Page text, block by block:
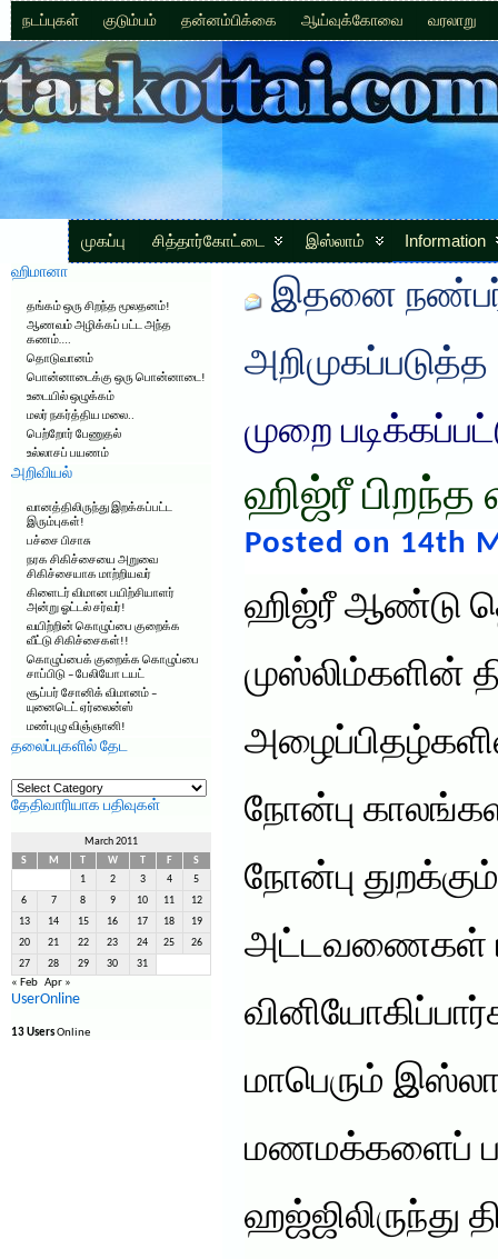
நடப்புகள் குடும்பம் தன்னம்பிக்கை ஆய்வுக்கோவை வரலாறு
முகப்பு சித்தார்கோட்டை இஸ்லாம் Information
ஹிமானா
தங்கம் ஒரு சிறந்த மூலதனம்!
ஆணவம் அழிக்கப் பட்ட அந்த
கணம்….
தொடுவானம்
பொன்னாடைக்கு ஒரு பொன்னாடை!
உடையில் ஒழுக்கம்
மலர் நகர்த்திய மலை..
பெற்றோர் பேணுதல்
உல்லாசப் பயணம்
அறிவியல்
வானத்திலிருந்து இறக்கப்பட்ட
இரும்புகள்!
பச்சை பிசாசு
நரக சிகிச்சையை அறுவை
சிகிச்சையாக மாற்றியவர்
கிளைடர் விமான பயிற்சியாளர்
அன்று ஓட்டல் சர்வர்!
வயிற்றின் கொழுப்பை குறைக்க
வீட்டு சிகிச்சைகள்!!
கொழுப்பைக் குறைக்க கொழுப்பை
சாப்பிடு – பேலியோ டயட்
சூப்பர் சோனிக் விமானம் –
யுனைடெட் ஏர்லைன்ஸ்
மண்புழு விஞ்ஞானி!
தலைப்புகளில் தேட
தலைப்புகளில்
தேட
தேதிவாரியாக பதிவுகள்
March 2011
S
M W F
S
1
2 3 4 5
6 7 8 9 10 11 12
13 14 15 16 17 18 19
20 21 22 23 24 25 26
27 28 29 30 31
« Feb Apr »
UserOnline
13 UsersOnline
இதனை
அறிமுகப்படுத்த
முறை
ஹிஜ்ரீ பிறந்த
Posted on 14th
ஹிஜ்ரீ ஆண்டு
முஸ்லிம்களின்
நோன்பு
நோன்பு
அட்டவணைகள்
மாபெரும்
மணமக்களைப்
ஹஜ்ஜிலிருந்து